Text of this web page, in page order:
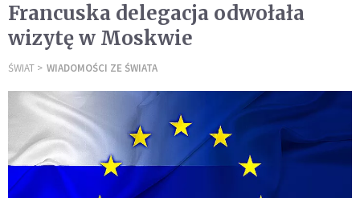
Francuska delegacja odwołała
wizytę w Moskwie
ŚWIAT WIADOMOŚCI ZE ŚWIATA